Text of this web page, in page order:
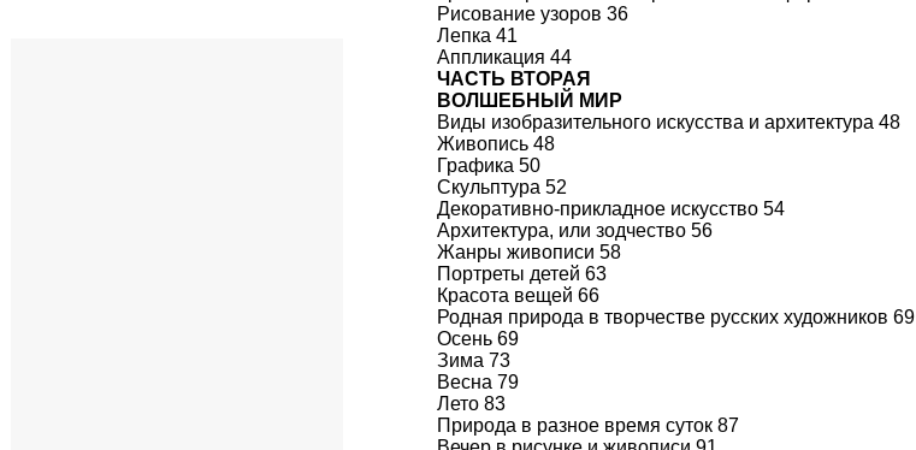
Рисование узоров 36
Лепка 41
Аппликация 44
ЧАСТЬ ВТОРАЯ
ВОЛШЕБНЫЙ МИР
Виды изобразительного искусства и архитектура 48
Живопись 48
Графика 50
Скульптура 52
Декоративно-прикладное искусство 54
Архитектура, или зодчество 56
Жанры живописи 58
Портреты детей 63
Красота вещей 66
Родная природа в творчестве русских художников 69
Осень 69
Зима 73
Весна 79
Лето 83
Природа в разное время суток 87